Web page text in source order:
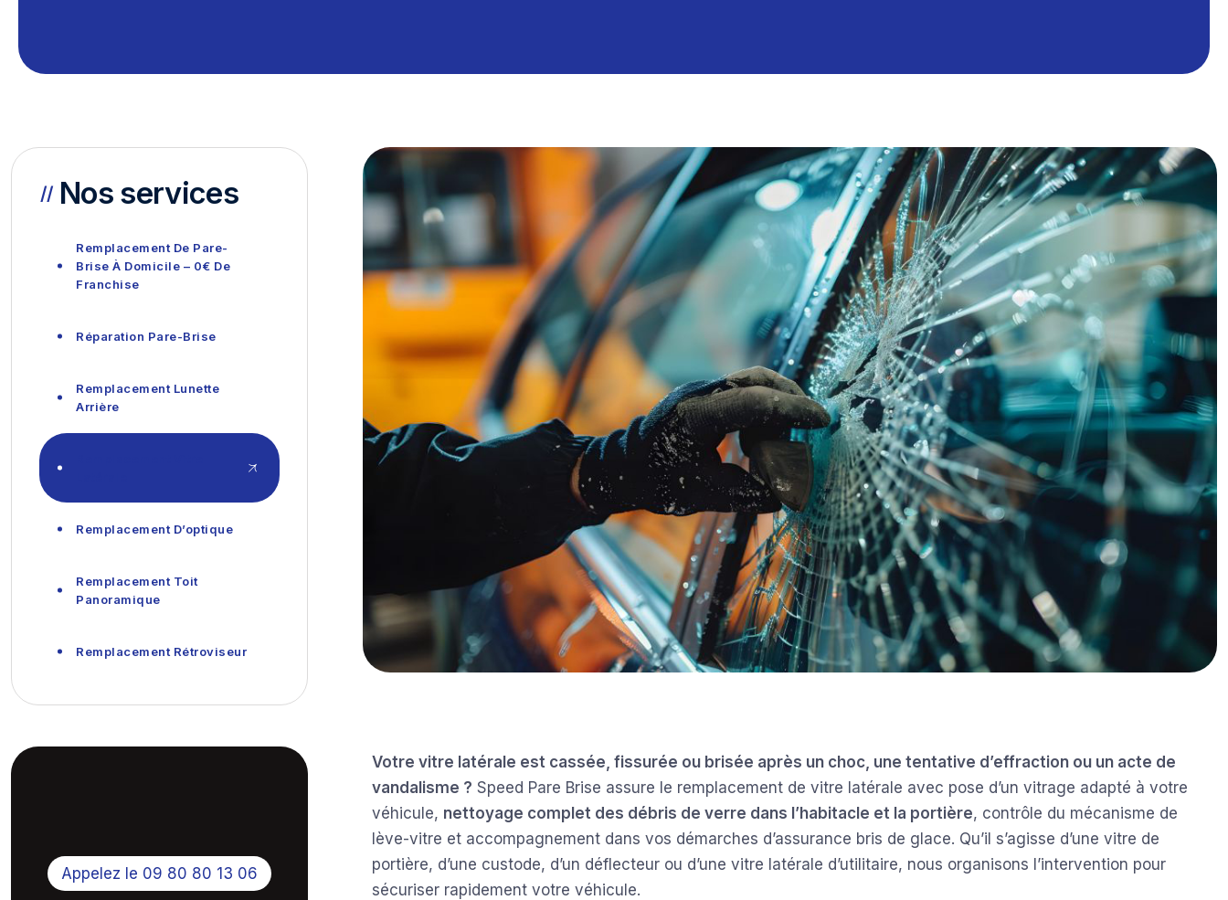
Votre vitre latérale est cassée, fissurée ou brisée après un choc, une tentative d’effraction ou un acte de
vandalisme ? Speed Pare Brise assure le remplacement de vitre latérale avec pose d’un vitrage adapté à votre
véhicule, nettoyage complet des débris de verre dans l’habitacle et la portière, contrôle du mécanisme de
lève-vitre et accompagnement dans vos démarches d’assurance bris de glace. Qu’il s’agisse d’une vitre de
portière, d’une custode, d’un déflecteur ou d’une vitre latérale d’utilitaire, nous organisons l’intervention pour
sécuriser rapidement votre véhicule.
Nos services
Remplacement De Pare-
Brise À Domicile – 0€ De
Franchise
Réparation Pare-Brise
Remplacement Lunette
Arrière
Remplacement D’optique
Remplacement Toit
Panoramique
Remplacement Rétroviseur
Appelez le 09 80 80 13 06